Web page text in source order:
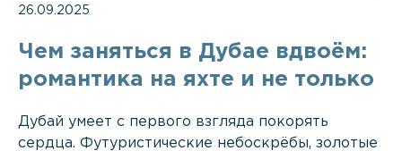
26.09.2025
Чем заняться в Дубае вдвоём:
романтика на яхте и не только
Дубай умеет с первого взгляда покорять
сердца. Футуристические небоскрёбы, золотые